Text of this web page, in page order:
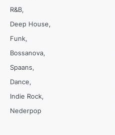
R&B
Deep House
Funk
Bossanova
Spaans
Dance
Indie Rock
Nederpop